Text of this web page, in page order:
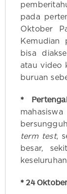
pada
Oktober
Kemudian
bisa
atau video
buruan
*
term test,
besar,
* 24